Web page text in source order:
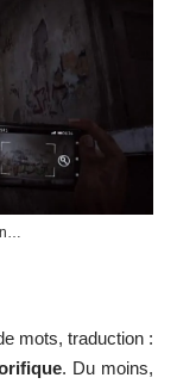
mots, traduction :
. Du moins,